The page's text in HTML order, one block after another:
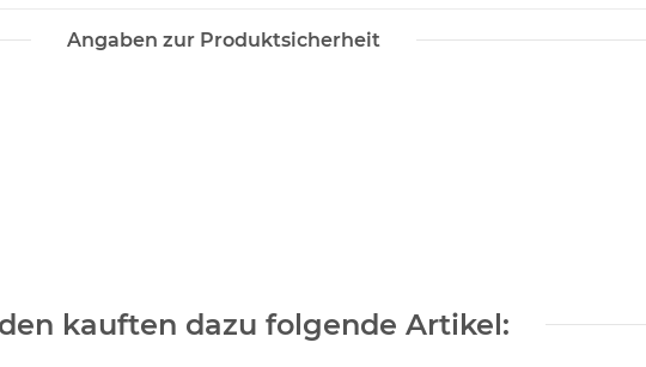
Angaben zur Produktsicherheit
kauften dazu folgende Artikel: